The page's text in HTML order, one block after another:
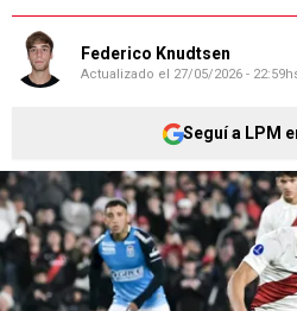
Federico Knudtsen
Actualizado el 27/05/2026 -
Seguí a LPM